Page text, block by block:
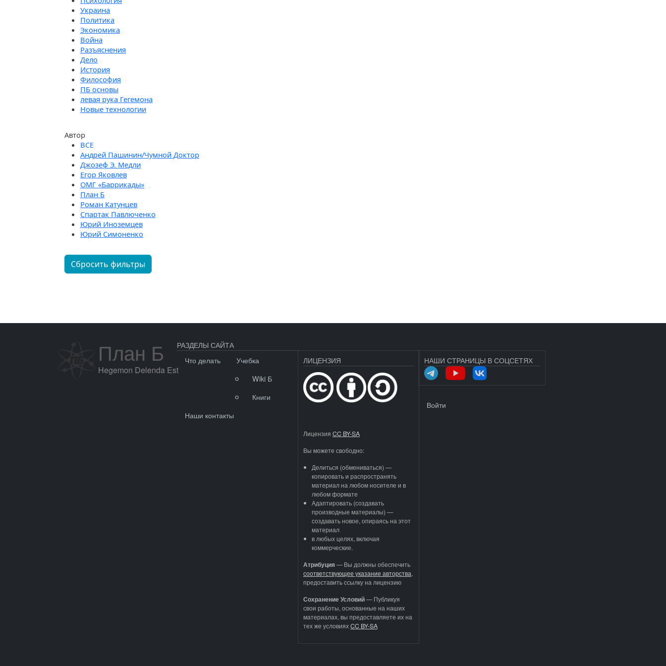
Украина
Политика
Экономика
Война
Разъяснения
Дело
История
Философия
ПБ основы
левая рука Гегемона
Новые технологии
Автор
Андрей Пашинин/Чумной Доктор
Джозеф Э. Медли
Егор Яковлев
ОМГ «Баррикады»
План Б
Роман Катунцев
Спартак Павлюченко
Юрий Иноземцев
Юрий Симоненко
Сбросить фильтры
План Б
Hegemon Delenda Est
РАЗДЕЛЫ САЙТА
Что делать
Учебка
Wiki Б
Книги
Наши контакты
ЛИЦЕНЗИЯ
Лицензия CC BY-SA
Вы можете свободно:
Делиться (обмениваться) —
копировать и распространять
материал на любом носителе и в
любом формате
Адаптировать (создавать
производные материалы) —
создавать новое, опираясь на этот
материал
в любых целях, включая
коммерческие.
Атрибуция—Вы должны обеспечить
соответствующее указание авторства,
предоставить ссылку на лицензию
Сохранение Условий— Публикуя
свои работы, основанные на наших
материалах, вы предоставляете их на
тех же условияхCC BY-SA
НАШИ СТРАНИЦЫ В СОЦСЕТЯХ
Войти